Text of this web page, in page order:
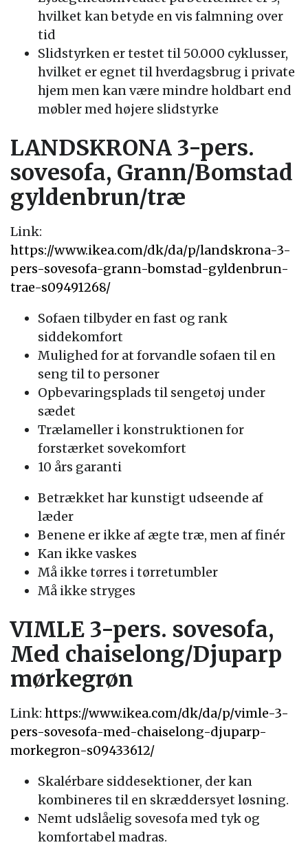
hvilket kan betyde en vis falmning over
tid
Slidstyrken er testet til 50.000 cyklusser,
hvilket er egnet til hverdagsbrug i private
hjem men kan være mindre holdbart end
møbler med højere slidstyrke
LANDSKRONA 3-pers.
sovesofa, Grann/Bomstad
gyldenbrun/træ
Link:
https://www.ikea.com/dk/da/p/landskrona-3-
pers-sovesofa-grann-bomstad-gyldenbrun-
trae-s09491268/
Sofaen tilbyder en fast og rank
siddekomfort
Mulighed for at forvandle sofaen til en
seng til to personer
Opbevaringsplads til sengetøj under
sædet
Trælameller i konstruktionen for
forstærket sovekomfort
10 års garanti
Betrækket har kunstigt udseende af
læder
Benene er ikke af ægte træ, men af finér
Kan ikke vaskes
Må ikke tørres i tørretumbler
Må ikke stryges
VIMLE 3-pers. sovesofa,
Med chaiselong/Djuparp
mørkegrøn
Link: https://www.ikea.com/dk/da/p/vimle-3-
pers-sovesofa-med-chaiselong-djuparp-
morkegron-s09433612/
Skalérbare siddesektioner, der kan
kombineres til en skræddersyet løsning.
Nemt udslåelig sovesofa med tyk og
komfortabel madras.